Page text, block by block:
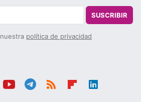
SUSCRIBIR
política de privacidad